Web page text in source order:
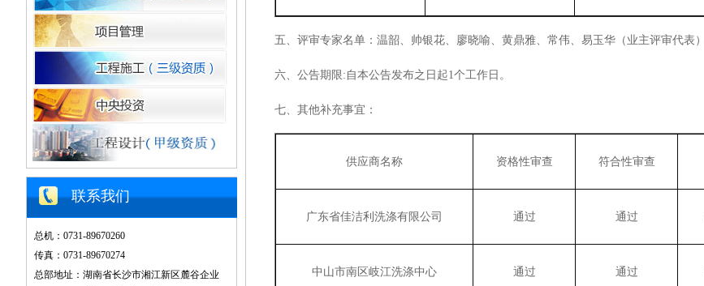
联系我们
总机：0731-89670260
传真：0731-89670274
总部地址：湖南省长沙市湘江新区麓谷企业
五、评审专家名单：温韶、 帅银花、 廖晓喻、 黄鼎雅、 常伟、 易玉华 （ 业主评审代表）
六、公告期限: 自本公告发布之日起1个工作日。
七、其他补充事宜 ：
供应商名称 资格性审查 符合性审查
广东省佳洁利洗涤有限公司 通过 通过
中山市南区岐江洗涤中心 通过 通过